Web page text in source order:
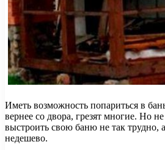
Иметь возможность попариться в
вернее со двора, грезят многие. Но
выстроить свою баню не так трудно,
недешево.